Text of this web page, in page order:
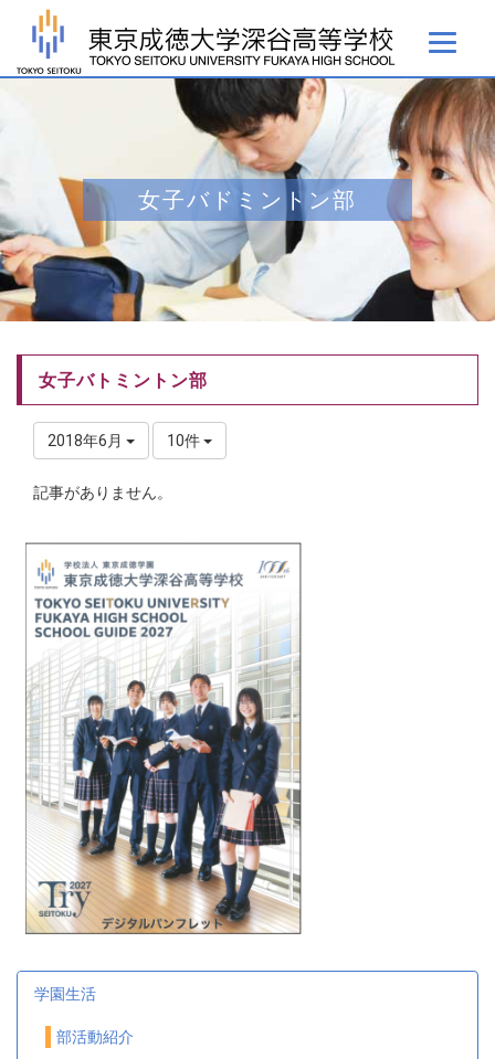
女子バドミントン部
女子バトミントン部
2018年6月 10件
記事がありません。
学園生活
部活動紹介